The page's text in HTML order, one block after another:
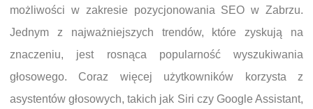
możliwości w zakresie pozycjonowania SEO w Zabrzu.
Jednym z najważniejszych trendów, które zyskują na
znaczeniu, jest rosnąca popularność wyszukiwania
głosowego. Coraz więcej użytkowników korzysta z
asystentów głosowych, takich jak Siri czy Google Assistant,